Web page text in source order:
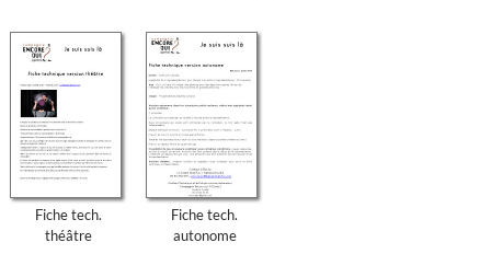
Fiche tech.
théâtre
Fiche tech.
autonome